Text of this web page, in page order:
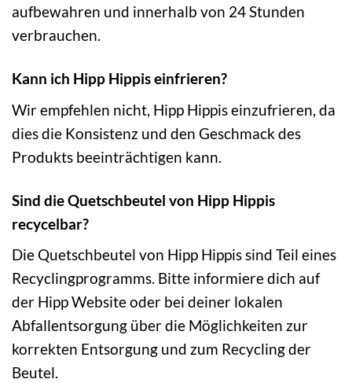
aufbewahren und innerhalb von 24 Stunden
verbrauchen.
Kann ich Hipp Hippis einfrieren?
Wir empfehlen nicht, Hipp Hippis einzufrieren, da
dies die Konsistenz und den Geschmack des
Produkts beeinträchtigen kann.
Sind die Quetschbeutel von Hipp Hippis
recycelbar?
Die Quetschbeutel von Hipp Hippis sind Teil eines
Recyclingprogramms. Bitte informiere dich auf
der Hipp Website oder bei deiner lokalen
Abfallentsorgung über die Möglichkeiten zur
korrekten Entsorgung und zum Recycling der
Beutel.